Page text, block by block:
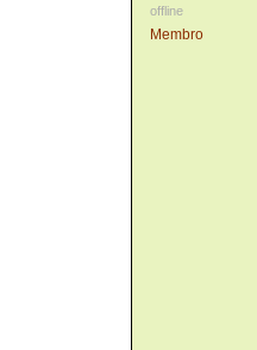
offline
Membro